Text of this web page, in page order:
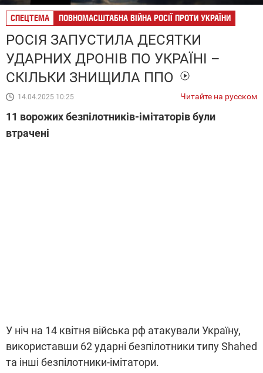
СПЕЦТЕМА ПОВНОМАСШТАБНА ВІЙНА РОСІЇ ПРОТИ УКРАЇНИ
РОСІЯ ЗАПУСТИЛА ДЕСЯТКИ
УДАРНИХ ДРОНІВ ПО УКРАЇНІ –
СКІЛЬКИ ЗНИЩИЛА ППО
14.04.2025 10:25 Читайте на русском
11 ворожих безпілотників-імітаторів були
втрачені
У ніч на 14 квітня війська рф атакували Україну,
використавши 62 ударні безпілотники типу Shahed
та інші безпілотники-імітатори.